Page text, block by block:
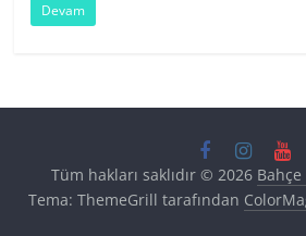
Devam
Tüm hakları saklıdır © 2026
Tema: ThemeGrill tarafından